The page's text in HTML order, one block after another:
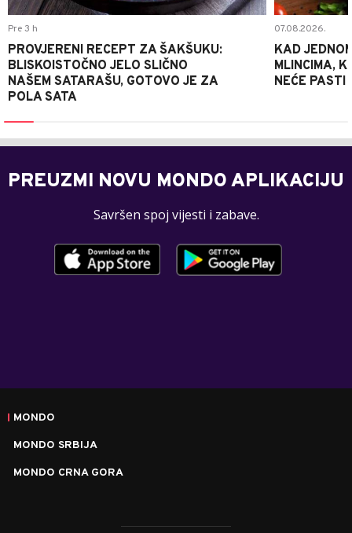
Pre 3 h
PROVJERENI RECEPT ZA ŠAKŠUKU:
BLISKOISTOČNO JELO SLIČNO
NAŠEM SATARAŠU, GOTOVO JE ZA
POLA SATA
07.08.2026.
KAD
MLINCIMA,
NEĆE PASTI
PREUZMI NOVU MONDO APLIKACIJU
Savršen spoj vijesti i zabave.
MONDO
MONDO SRBIJA
MONDO CRNA GORA